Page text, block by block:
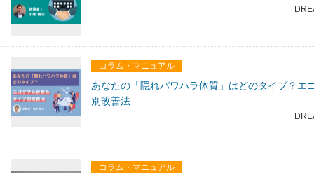
コラム・マニュアル
あなたの「隠れパワハラ体質」はどのタイプ？エ
別改善法
コラム・マニュアル